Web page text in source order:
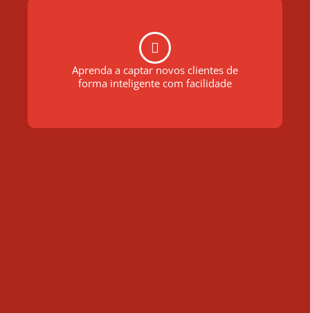
Aprenda a captar novos clientes de
forma inteligente com facilidade